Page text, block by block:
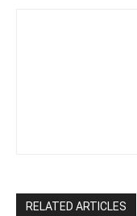
RELATED ARTICLES